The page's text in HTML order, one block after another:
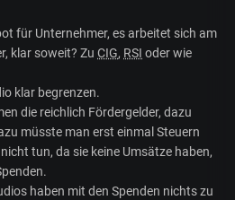
für Unternehmer, es arbeitet sich am
klar soweit? Zu CIG, RSI oder wie
klar begrenzen.
die reichlich Fördergelder, dazu
müsste man erst einmal Steuern
tun, da sie keine Umsätze haben,
haben mit den Spenden nichts zu